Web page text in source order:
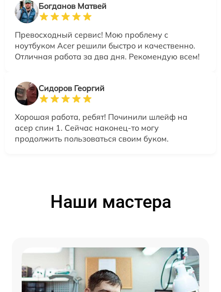
Богданов Матвей
Превосходный сервис! Мою проблему с
ноутбуком Acer решили быстро и качественно.
Отличная работа за два дня. Рекомендую всем!
Сидоров Георгий
Хорошая работа, ребят! Починили шлейф на
асер спин 1. Сейчас наконец-то могу
продолжить пользоваться своим буком.
Наши мастера